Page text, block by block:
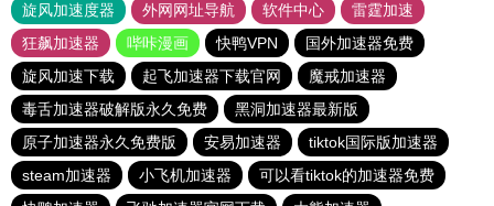
旋风加速度器
外网网址导航 软件中心
雷霆加速
狂飙加速器
哔咔漫画 快鸭VPN
国外加速器免费
旋风加速下载
起飞加速器下载官网
魔戒加速器
毒舌加速器破解版永久免费
黑洞加速器最新版
原子加速器永久免费版
安易加速器
tiktok国际版加速器
steam加速器
小飞机加速器
可以看tiktok的加速器免费